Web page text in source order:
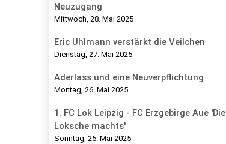
Neuzugang
Mittwoch, 28. Mai 2025
Eric Uhlmann verstärkt die Veilchen
Dienstag, 27. Mai 2025
Aderlass und eine Neuverpflichtung
Montag, 26. Mai 2025
1. FC Lok Leipzig - FC Erzgebirge Aue 'Die
Loksche machts'
Sonntag, 25. Mai 2025